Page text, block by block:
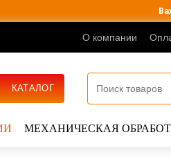
О компании
МЕХАНИЧЕСКАЯ
КАТАЛОГ